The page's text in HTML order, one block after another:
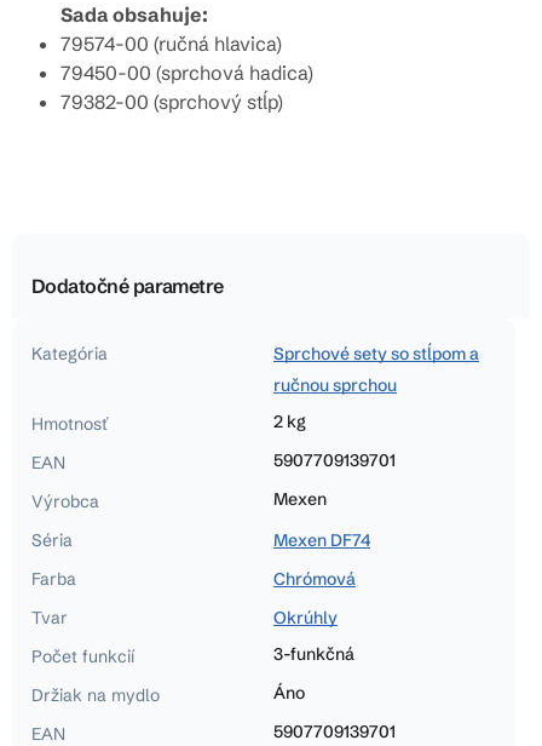
Sada obsahuje:
79574-00 (ručná hlavica)
79450-00 (sprchová hadica)
79382-00 (sprchový stĺp)
Dodatočné parametre
Kategória
Sprchové sety so stĺpom a
ručnou sprchou
Hmotnosť
2 kg
EAN
5907709139701
Výrobca
Mexen
Séria
Mexen DF74
Farba
Chrómová
Tvar
Okrúhly
Počet funkcií
3-funkčná
Držiak na mydlo
Áno
EAN
5907709139701